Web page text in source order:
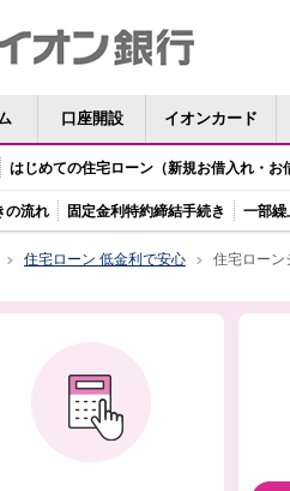
口座開設 イオンカード
はじめての住宅ローン（新規お借入れ・お
の流れ 固定金利特約締結手続き 一部繰
住宅ローン 低金利で安心 住宅ローン